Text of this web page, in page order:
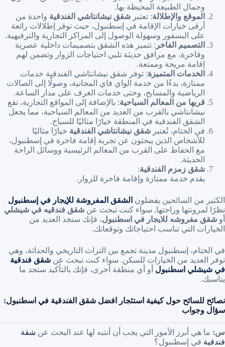
وجمال الطبيعة المحيطة بها.
الموقع والإطلالة: تعتبر شقق نيشانتاشي الفندقية واحدة من
أرقى خيارات الإقامة في إسطنبول، حيث توفر إطلالات رائعة
على البسفور وسهولة الوصول إلى المراكز التجارية والترفيهية.
التصميم الفاخر : تتميز هذه الشقق بتصميمات داخلية عصرية
وفاخرة، مع مرافق حديثة تلبي احتياجات الزوار وتضمن لهم
إقامة مريحة وممتعة.
الخدمات المتميزة: توفر شقق نيشانتاشي الفندقية خدمات
ممتازة، بدءًا من خدمة الواي فاي المجانية، وصولًا إلى الصالات
الرياضية والمسابح، وحتى خدمات الغرف على مدار الساعة.
قربها من المعالم السياحية: بالإضافة إلى المواقع التجارية، تقع
نيشانتاشي بالقرب من العديد من المعالم السياحية، مما يجعل
الشقق الفندقية في المنطقة خيارًا مثاليًا للسياح.
في الختام، تُعتبر شقق نيشانتاشي الفندقية خيارًا مثاليًا
للأشخاص الذين يبحثون عن تجربة إقامة فاخرة في إسطنبول،
مع الحفاظ على القرب من المعالم الرئيسية ووسائل الراحة
الحديثة.
شقق زمزم الفندقية:
يقدم خدمة ممتازة وإقامة فاخرة للزوار.
الكثير من السائحين يفضلون الشقق المفروشة للإيجار في إسطنبول
نظرًا لمرونتها وراحتها. سواء كنت تبحث عن شقق فندقيه في شيشلي
أو شقق مفروشه للايجار في اسطنبول، فإنك ستجد العديد من
الخيارات التي تناسب احتياجاتك وتوقعاتك.
في الختام، إسطنبول مدينة تجمع بين التراث التاريخي والحداثة، وهي
توفر العديد من الخيارات للسكن. سواء كنت تبحث عن شقق فندقية
في شيشلي اسطنبول أو أي منطقة أخرى، فإنك بالتأكيد ستجد ما
يناسبك.
نصائح للسائح حول كيفية استئجار افضل شقق الفندقية في اسطنبول:
سؤال وجواب
س: ما هي أبرز الأمور التي يجب أن أنتبه لها عند البحث عن شقة
فندقية في إسطنبول؟